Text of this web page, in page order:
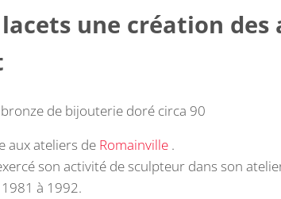
lacets une création des
de bijouterie doré circa 90
aux ateliers de Romainville.
son activité de sculpteur dans son
à 1992.